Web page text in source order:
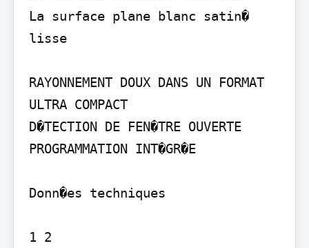
La surface plane blanc satin�
lisse
RAYONNEMENT DOUX DANS UN FORMAT
ULTRA COMPACT
D�TECTION DE FEN�TRE OUVERTE
PROGRAMMATION INT�GR�E
Donn�es techniques
1 2